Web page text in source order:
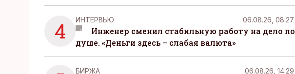
4 ИНТЕРВЬЮ 06.08.26, 08:27
Инженер сменил стабильную работу на дело по
душе. «Деньги здесь – слабая валюта»
БИРЖА 06.08.26, 14:29